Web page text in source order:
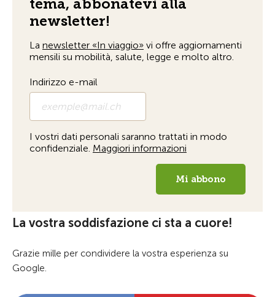
La vostra soddisfazione ci sta a cuore!
Grazie mille per condividere la vostra esperienza su
Google.